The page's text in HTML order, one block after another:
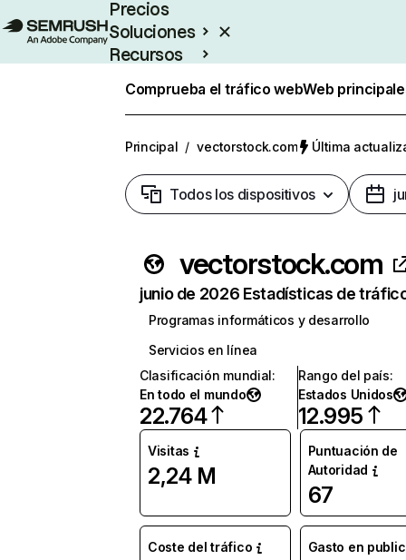
Precios
Soluciones
Recursos
Comprueba el tráfico webWeb
Principal / vectorstock.com Última
Todos los dispositivos
vectorstock.com
junio de 2026 Estadísticas de
Programas informáticos y desarrollo
Servicios en línea
Clasificación mundial:
En todo el mundo
22.764
Rango del país:
Estados Unidos
12.995
Visitas
2,24 M
Puntuación de
Autoridad
67
Coste del tráfico Gasto en